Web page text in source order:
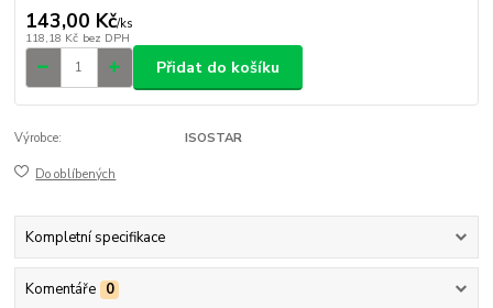
143,00 Kč/ks
118,18 Kč bez DPH
Přidat do košíku
Výrobce: ISOSTAR
Do oblíbených
Kompletní specifikace
Komentáře 0